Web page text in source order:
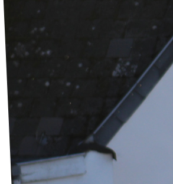
Doe mee met Volt Europa
Homepagina
Volontaire
Website Volt Belgique